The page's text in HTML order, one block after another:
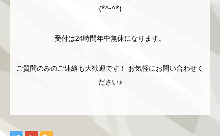
(*^-^*)
受付は24時間年中無休になります。
ご質問のみのご連絡も大歓迎です！ お気軽にお問い合わせく
ださい♪